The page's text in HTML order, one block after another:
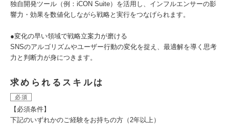
独自開発ツール（例：iCON Suite）を活用し、インフルエンサーの影
響力・効果を数値化しながら戦略と実行をつなげられます。
●変化の早い領域で戦略立案力が磨ける
SNSのアルゴリズムやユーザー行動の変化を捉え、最適解を導く思考
力と判断力が身につきます。
求められるスキルは
必須
【必須条件】
下記のいずれかのご経験をお持ちの方（2年以上）